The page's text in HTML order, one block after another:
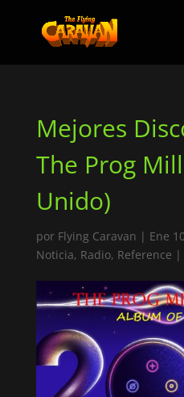
Mejores
The Prog
Unido)
por Flying Caravan | Ene
Noticia, Radio, Reference |